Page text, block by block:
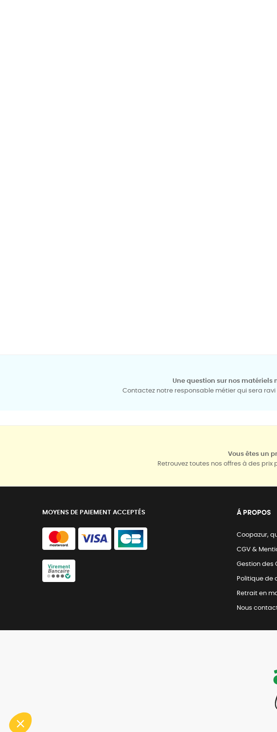
Une question sur nos matériels
Contactez notre responsable métier qui sera ravi
Vous êtes un
Retrouvez toutes nos offres à des prix
MOYENS DE PAIEMENT ACCEPTÉS Á PROPOS
Coopazur,
CGV &
Gestion des
Politique de
Retrait en
Nous